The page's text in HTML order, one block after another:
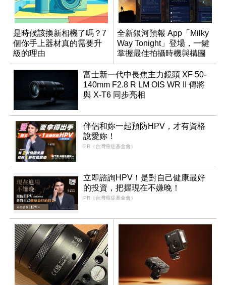
是時候該換新相機了嗎？7
個你手上器材真的需要升
級的理由
全新銀河預報 App「Milky
Way Tonight」登場，一鍵
掌握最佳拍攝時機與構圖
富士新一代中長焦主力鏡頭 XF 50-
140mm F2.8 R LM OIS WR II 傳將
與 X-T6 同步亮相
伴侶和妳一起預防HPV，才有資格
說愛妳！
PR（台灣癌症基金會）
立即諮詢HPV！是對自己健康最好
的投資，把握現在不嫌晚！
PR（台灣癌症基金會）